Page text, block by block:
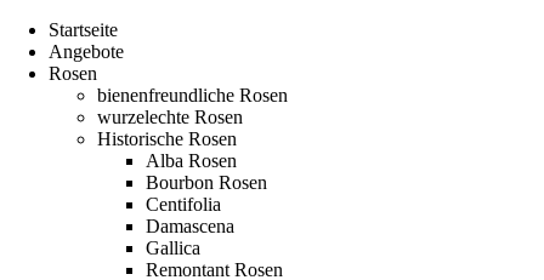
Startseite
Angebote
Rosen
bienenfreundliche Rosen
wurzelechte Rosen
Historische Rosen
Alba Rosen
Bourbon Rosen
Centifolia
Damascena
Gallica
Remontant Rosen